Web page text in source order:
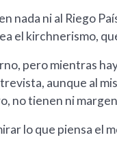
nada ni al Riego
el kirchnerismo,
pero mientras
aunque al
no tienen ni
lo que piensa el